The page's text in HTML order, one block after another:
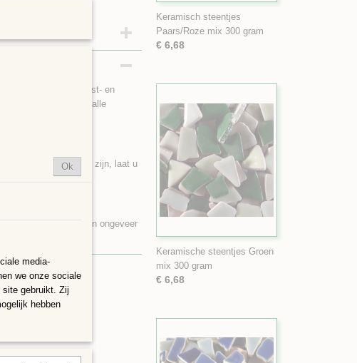
klas klei met vorst- en
binnen en buiten in alle
stukjes zijn zoals ze zijn, laat u
een oppervlakte van ongeveer
Keramisch steentjes
Paars/Roze mix 300 gram
€ 6,68
Keramische steentjes Groen
mix 300 gram
€ 6,68
Ok
media-
we onze sociale
site gebruikt. Zij
hebben